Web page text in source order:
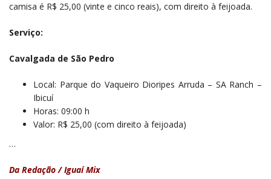
camisa é R$ 25,00 (vinte e cinco reais), com direito à feijoada.
Serviço:
Cavalgada de São Pedro
Local: Parque do Vaqueiro Dioripes Arruda – SA Ranch –
Ibicuí
Horas: 09:00 h
Valor: R$ 25,00 (com direito à feijoada)
…
Da Redação / Iguaí Mix